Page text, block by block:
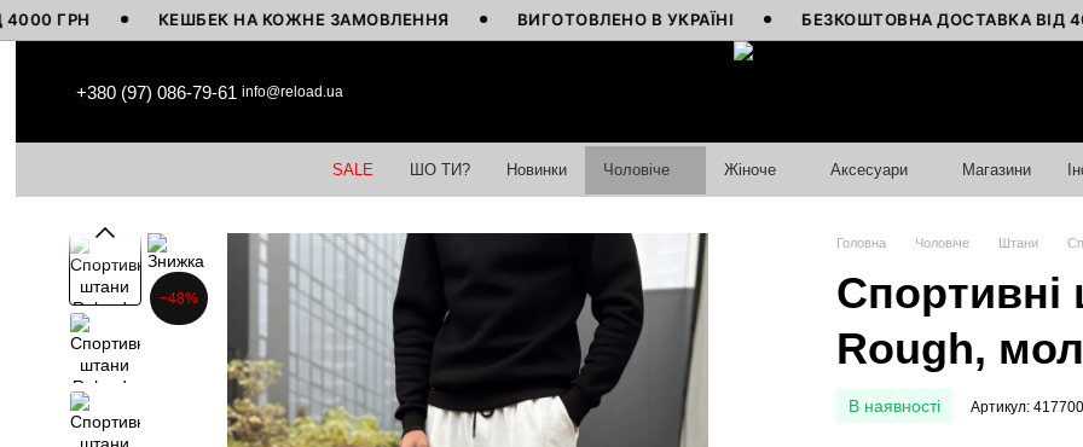
КЕШБЕК НА КОЖНЕ ЗАМОВЛЕННЯ ВИГОТОВЛЕНО В УКРАЇНІ БЕЗКОШТОВНА ДОСТАВКА ВІД 4000
+380 (97) 086-79-61 info@reload.ua
SALE ШО ТИ? Новинки Чоловіче Жіноче Аксесуари Магазини
−48%
Головна Чоловіче Штани
Спортивні
Rough,
В наявності Артикул: